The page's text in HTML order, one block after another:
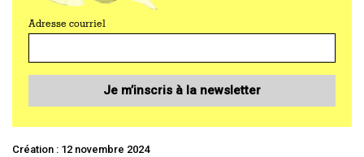
Adresse courriel
Je m’inscris à la newsletter
Création : 12 novembre 2024